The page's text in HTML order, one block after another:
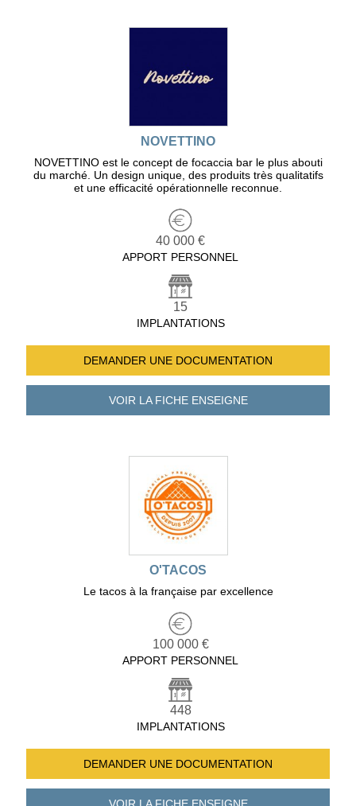
NOVETTINO
NOVETTINO est le concept de focaccia bar le plus abouti
du marché. Un design unique, des produits très qualitatifs
et une efficacité opérationnelle reconnue.
40 000 €
APPORT PERSONNEL
15
IMPLANTATIONS
DEMANDER UNE DOCUMENTATION
VOIR LA FICHEENSEIGNE
O'TACOS
Le tacos à la française par excellence
100 000 €
APPORT PERSONNEL
448
IMPLANTATIONS
DEMANDER UNE DOCUMENTATION